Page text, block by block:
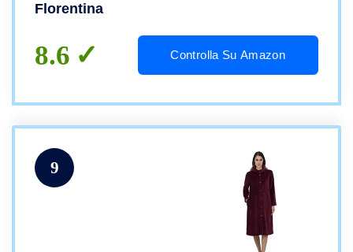
Florentina
8.6 Controlla Su Amazon
9